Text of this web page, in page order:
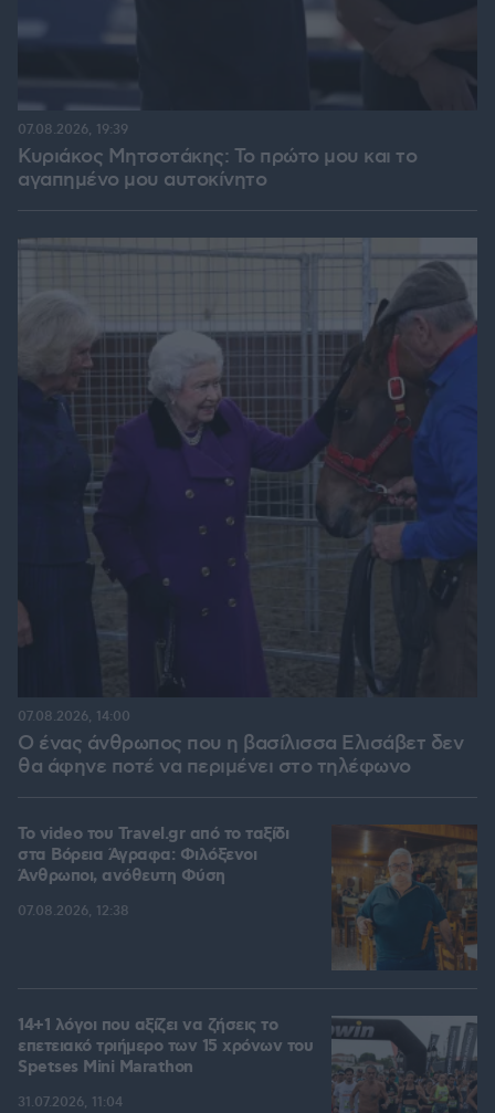
Κυριάκος Μητσοτάκης: Το πρώτο μου και το
αγαπημένο μου αυτοκίνητο
07.08.2026, 19:39
Ο ένας άνθρωπος που η βασίλισσα Ελισάβετ δεν
θα άφηνε ποτέ να περιμένει στο τηλέφωνο
07.08.2026, 14:00
To video του Travel.gr από το ταξίδι
στα Βόρεια Άγραφα: Φιλόξενοι
Άνθρωποι, ανόθευτη Φύση
07.08.2026, 12:38
14+1 λόγοι που αξίζει να ζήσεις το
επετειακό τριήμερο των 15 χρόνων του
Spetses Mini Marathon
31.07.2026, 11:04